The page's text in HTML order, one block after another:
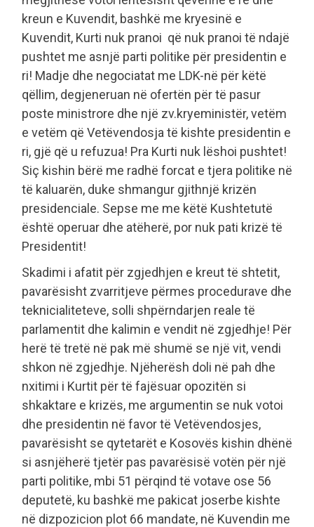
kreun e Kuvendit, bashkë me kryesinë e
Kuvendit, Kurti nuk pranoi që nuk pranoi të ndajë
pushtet me asnjë parti politike për presidentin e
ri! Madje dhe negociatat me LDK-në për këtë
qëllim, degjeneruan në ofertën për të pasur
poste ministrore dhe një zv.kryeministër, vetëm
e vetëm që Vetëvendosja të kishte presidentin e
ri, gjë që u refuzua! Pra Kurti nuk lëshoi pushtet!
Siç kishin bërë me radhë forcat e tjera politike në
të kaluarën, duke shmangur gjithnjë krizën
presidenciale. Sepse me me këtë Kushtetutë
është operuar dhe atëherë, por nuk pati krizë të
Presidentit!
Skadimi i afatit për zgjedhjen e kreut të shtetit,
pavarësisht zvarritjeve përmes procedurave dhe
teknicialiteteve, solli shpërndarjen reale të
parlamentit dhe kalimin e vendit në zgjedhje! Për
herë të tretë në pak më shumë se një vit, vendi
shkon në zgjedhje. Njëherësh doli në pah dhe
nxitimi i Kurtit për të fajësuar opozitën si
shkaktare e krizës, me argumentin se nuk votoi
dhe presidentin në favor të Vetëvendosjes,
pavarësisht se qytetarët e Kosovës kishin dhënë
si asnjëherë tjetër pas pavarësisë votën për një
parti politike, mbi 51 përqind të votave ose 56
deputetë, ku bashkë me pakicat joserbe kishte
në dizpozicion plot 66 mandate, në Kuvendin me